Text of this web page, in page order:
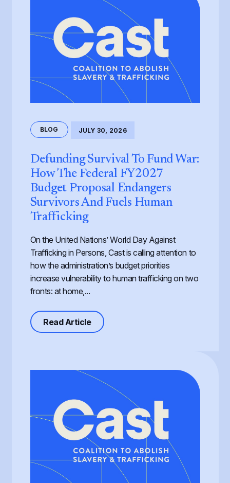
BLOG JULY 30, 2026
Defunding Survival To Fund War:
How The Federal FY2027
Budget Proposal Endangers
Survivors And Fuels Human
Trafficking
On the United Nations’ World Day Against
Trafficking in Persons, Cast is calling attention to
how the administration’s budget priorities
increase vulnerability to human trafficking on two
fronts: at home,...
Read Articleabout Defunding Survival to Fund